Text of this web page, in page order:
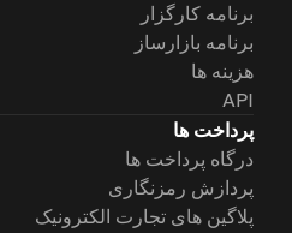
برنامه کارگزار
برنامه بازارساز
هزینه ها
API
پرداخت ها
درگاه پرداخت ها
پردازش رمزنگاری
پلاگین های تجارت الکترونیک